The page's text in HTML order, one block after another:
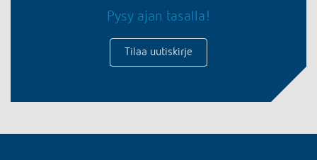
Ilmastoinnin säätö
Lisätarvikkeet
DALI-2 valaistuksen ohjaus
Älyohjausjärjestelmä LUXORliving
Tuoteluettelot ja esitteet
Theben AG
Ajankohtaista
Ympäristö
Yhteyshenkilösi Thebenillä
Tiedustelut
Smart Metering
Pysy ajan tasalla!
Tilaa uutiskirje